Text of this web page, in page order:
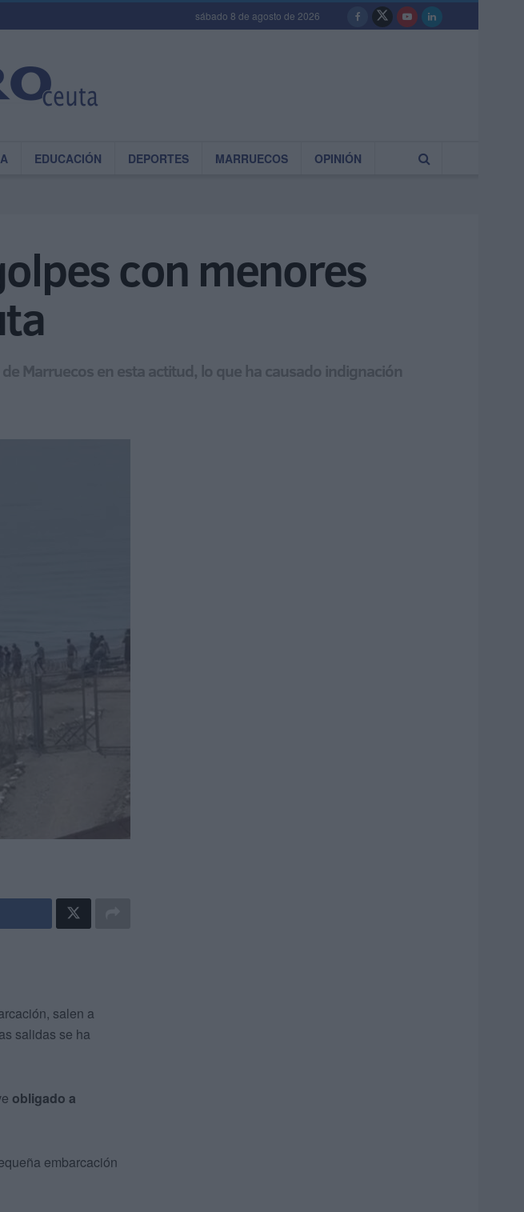
sábado 8 de agosto de 2026
EDUCACIÓN DEPORTES MARRUECOS OPINIÓN
con menores
Marruecos en esta actitud, lo que ha causado indignación
salen a
salidas se ha
obligado a
embarcación